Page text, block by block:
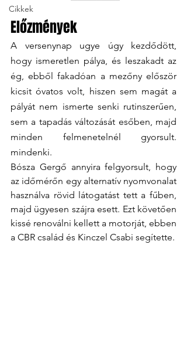
Cikkek
Előzmények
A versenynap ugye úgy kezdődött,
hogy ismeretlen pálya, és leszakadt az
ég, ebből fakadóan a mezőny először
kicsit óvatos volt, hiszen sem magát a
pályát nem ismerte senki rutinszerűen,
sem a tapadás változását esőben, majd
minden felmenetelnél gyorsult.
mindenki.
Bósza Gergő annyira felgyorsult, hogy
az időmérőn egy alternatív nyomvonalat
használva rövid látogatást tett a fűben,
majd ügyesen szájra esett. Ezt követően
kissé renoválni kellett a motorját, ebben
a CBR család és Kinczel Csabi segítette.